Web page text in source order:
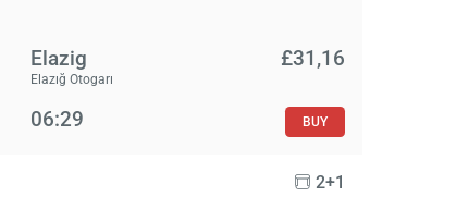
Elazig
Elazığ Otogarı
£‎31,16
06:29 BUY
2+1